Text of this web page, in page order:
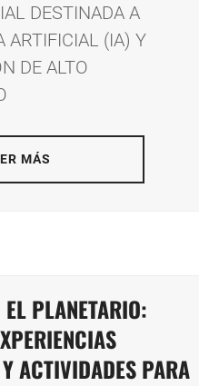
DESTINADA A
ARTIFICIAL (IA) Y
DE ALTO
MÁS
PLANETARIO:
ACTIVIDADES PARA